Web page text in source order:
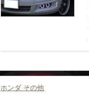
ホンダ その他